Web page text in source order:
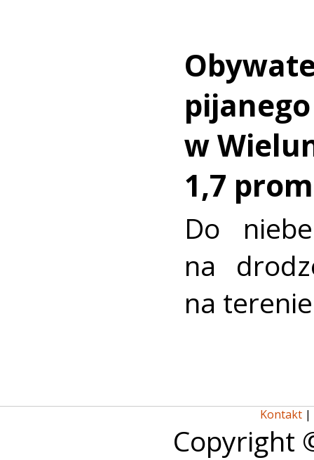
w
1,7
Do
na
na
Kontakt |
Copyright